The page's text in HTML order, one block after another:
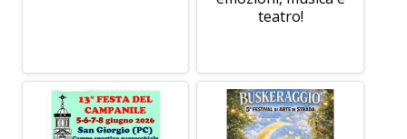
teatro!